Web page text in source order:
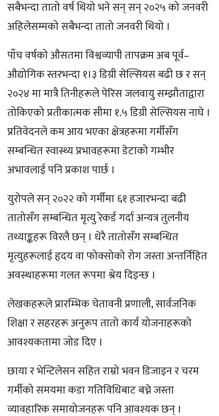
सबैभन्दा तातो वर्ष थियो भने सन् सन् २०२५ को जनवरी
अहिलेसम्मको सबैभन्दा तातो जनवरी थियो ।
पाँच वर्षको औसतमा विश्वव्यापी तापक्रम अब पूर्व–
औद्योगिक स्तरभन्दा १।३ डिग्री सेल्सियस बढी छ र सन्
२०२४ मा मात्रै तिनीहरूले पेरिस जलवायु सम्झौताद्वारा
तोकिएको प्रतीकात्मक सीमा १.५ डिग्री सेल्सियस नाघे ।
प्रतिवेदनले कम आय भएका क्षेत्रहरूमा गर्मीसँग
सम्बन्धित स्वास्थ्य प्रभावहरूमा डेटाको गम्भीर
अभावलाई पनि प्रकाश पार्छ ।
युरोपले सन् २०२२ को गर्मीमा ६१ हजारभन्दा बढी
तातोसँग सम्बन्धित मृत्यु रेकर्ड गर्दा अन्यत्र तुलनीय
तथ्याङ्कहरू विरलै छन् । धेरै तातोसँग सम्बन्धित
मृत्युहरूलाई हृदय वा फोक्सोको रोग जस्ता अन्तर्निहित
अवस्थाहरूमा गलत रूपमा श्रेय दिइन्छ ।
लेखकहरूले प्रारम्भिक चेतावनी प्रणाली, सार्वजनिक
शिक्षा र सहरहरू अनुरूप तातो कार्य योजनाहरूको
आवश्यकतामा जोड दिए ।
छाया र भेन्टिलेसन सहित राम्रो भवन डिजाइन र चरम
गर्मीको समयमा कडा गतिविधिबाट बच्ने जस्ता
व्यावहारिक समायोजनहरू पनि आवश्यक छन् ।